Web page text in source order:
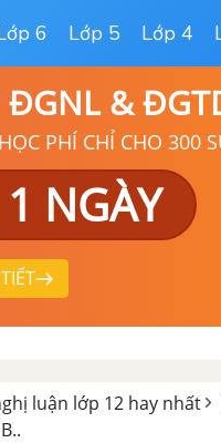
6 Lớp 5 Lớp 4
ĐGNL &
PHÍ CHỈ CHO 300
NGÀY
luận lớp 12 hay nhất